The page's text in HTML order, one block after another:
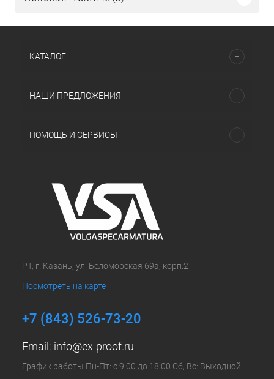
КАТАЛОГ
НАШИ ПРЕДЛОЖЕНИЯ
ПОМОЩЬ И СЕРВИСЫ
РТ, г. Казань, ул. Беломорская 69а, корп.2
Посмотреть на карте
+7 (843) 526-73-20
Email: info@ex-proof.ru
График работы Пн-Пт: с 9:00 до 18:00 Сб, Вс: Выходной